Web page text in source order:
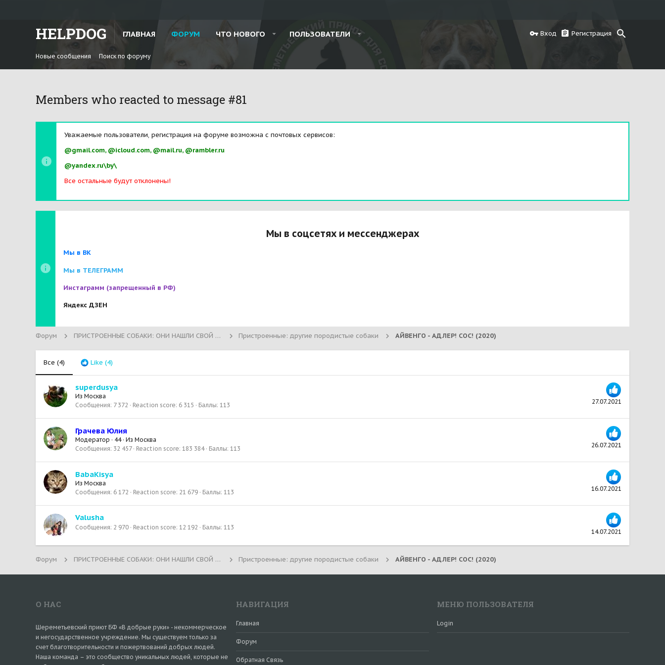
HELPDOG ГЛАВНАЯ ФОРУМ ЧТО НОВОГО ПОЛЬЗОВАТЕЛИ Вход Регистрация
Новые сообщения Поиск по форуму
Members who reacted to message #81
Уважаемые пользователи, регистрация на форуме возможна с почтовых сервисов:
@gmail.com, @icloud.com, @mail.ru, @rambler.ru
@yandex.ru\by\
Все остальные будут отклонены!
Мы в соцсетях и мессенджерах
Мы в ВК
Мы в ТЕЛЕГРАММ
Инстаграмм (запрещенный в РФ)
Яндекс ДЗЕН
Форум ПРИСТРОЕННЫЕ СОБАКИ: ОНИ НАШЛИ СВОЙ ДОМ! Пристроенные: другие породистые собаки АЙВЕНГО - АДЛЕР! СОС! (2020)
Все (4) Like (4)
27.07.2021
superdusya
Из Москва
Сообщения 7 372 Reaction score 6 315 Баллы 113
26.07.2021
Грачева Юлия
Модератор · 44 · Из Москва
Сообщения 32 457 Reaction score 183 384 Баллы 113
16.07.2021
BabaKisya
Из Москва
Сообщения 6 172 Reaction score 21 679 Баллы 113
14.07.2021
Valusha
Сообщения 2 970 Reaction score 12 192 Баллы 113
Форум ПРИСТРОЕННЫЕ СОБАКИ: ОНИ НАШЛИ СВОЙ ДОМ! Пристроенные: другие породистые собаки АЙВЕНГО - АДЛЕР! СОС! (2020)
О НАС
Шереметьевский приют БФ «В добрые руки» - некоммерческое
и негосударственное учреждение. Мы существуем только за
счет благотворительности и пожертвований добрых людей.
Наша команда – это сообщество уникальных людей, которые не
НАВИГАЦИЯ
Главная
Форум
Обратная Связь
МЕНЮ ПОЛЬЗОВАТЕЛЯ
Login